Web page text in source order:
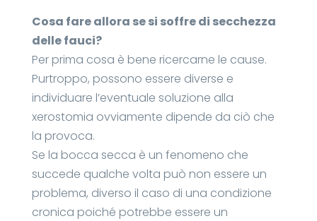
Cosa fare allora se si soffre di secchezza
delle fauci?
Per prima cosa è bene ricercarne le cause.
Purtroppo, possono essere diverse e
individuare l’eventuale soluzione alla
xerostomia ovviamente dipende da ciò che
la provoca.
Se la bocca secca è un fenomeno che
succede qualche volta può non essere un
problema, diverso il caso di una condizione
cronica poiché potrebbe essere un